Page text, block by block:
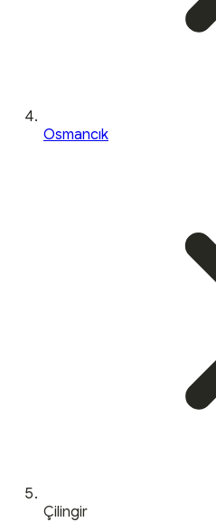
Osmancık
Çilingir